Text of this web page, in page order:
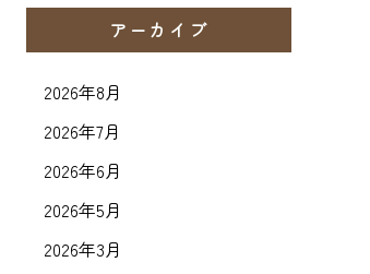
アーカイブ
2026年8月
2026年7月
2026年6月
2026年5月
2026年3月